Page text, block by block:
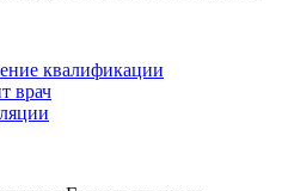
квалификации
врач